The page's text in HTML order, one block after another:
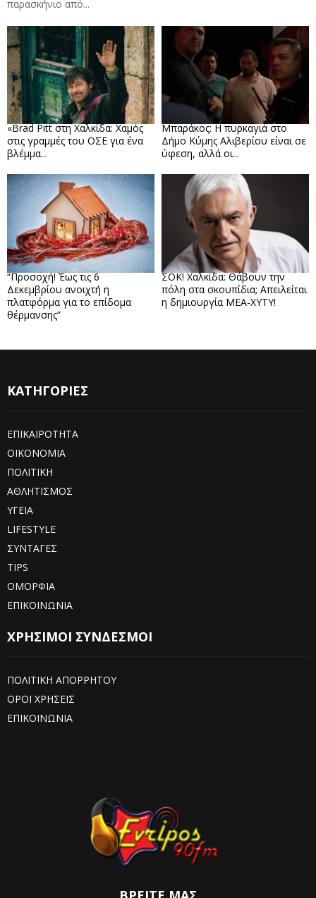
παρασκήνιο από...
«Brad Pitt στη Χαλκίδα: Χαμός
στις γραμμές του ΟΣΕ για ένα
βλέμμα...
Μπαράκος: Η πυρκαγιά στο
Δήμο Κύμης Αλιβερίου είναι σε
ύφεση, αλλά οι...
“Προσοχή! Έως τις 6
Δεκεμβρίου ανοιχτή η
πλατφόρμα για το επίδομα
θέρμανσης”
ΣΟΚ! Χαλκίδα: Θάβουν την
πόλη στα σκουπίδια; Απειλείται
η δημιουργία ΜΕΑ-ΧΥΤΥ!
ΚΑΤΗΓΟΡΙΕΣ
ΕΠΙΚΑΙΡΟΤΗΤΑ
ΟΙΚΟΝΟΜΙΑ
ΠΟΛΙΤΙΚΗ
ΑΘΛΗΤΙΣΜΟΣ
ΥΓΕΙΑ
LIFESTYLE
ΣΥΝΤΑΓΕΣ
TIPS
ΟΜΟΡΦΙΑ
ΕΠΙΚΟΙΝΩΝΙΑ
ΧΡΗΣΙΜΟΙ ΣΥΝΔΕΣΜΟΙ
ΠΟΛΙΤΙΚΗ ΑΠΟΡΡΗΤΟΥ
ΟΡΟΙ ΧΡΗΣΕΙΣ
ΕΠΙΚΟΙΝΩΝΙΑ